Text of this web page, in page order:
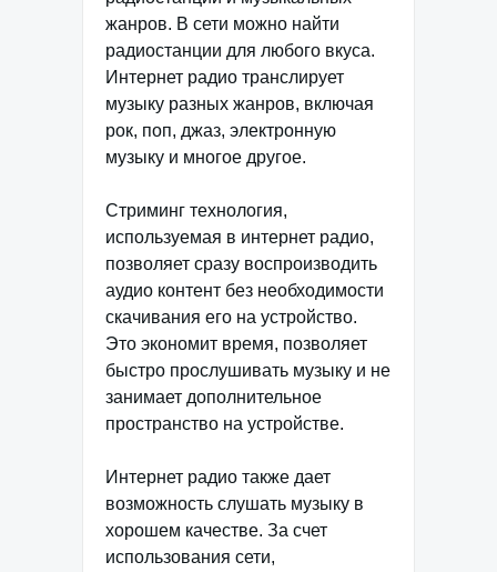
жанров. В сети можно найти
радиостанции для любого вкуса.
Интернет радио транслирует
музыку разных жанров, включая
рок, поп, джаз, электронную
музыку и многое другое.
Стриминг технология,
используемая в интернет радио,
позволяет сразу воспроизводить
аудио контент без необходимости
скачивания его на устройство.
Это экономит время, позволяет
быстро прослушивать музыку и не
занимает дополнительное
пространство на устройстве.
Интернет радио также дает
возможность слушать музыку в
хорошем качестве. За счет
использования сети,